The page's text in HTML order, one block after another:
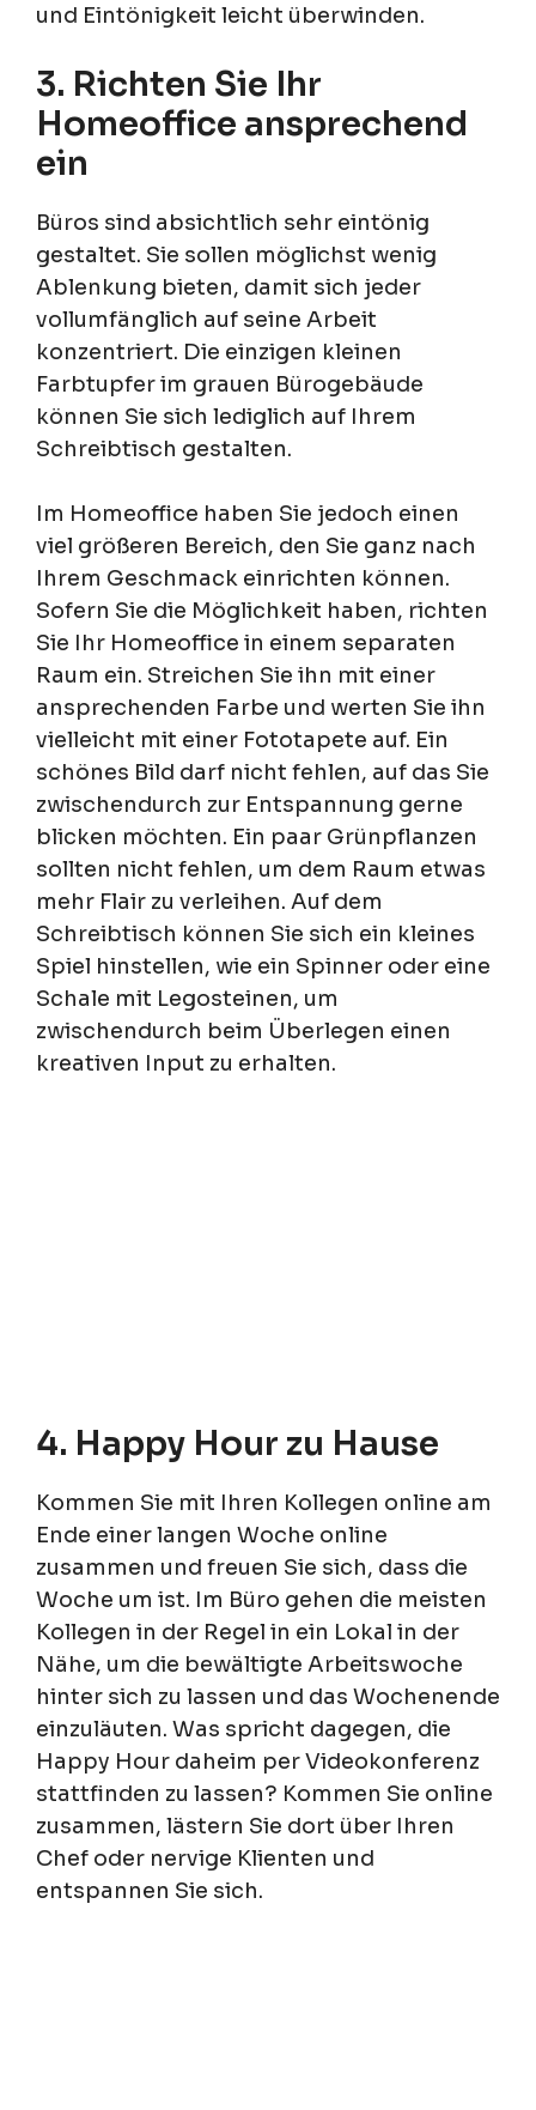
und Eintönigkeit leicht überwinden.
3. Richten Sie Ihr
Homeoffice ansprechend
ein
Büros sind absichtlich sehr eintönig
gestaltet. Sie sollen möglichst wenig
Ablenkung bieten, damit sich jeder
vollumfänglich auf seine Arbeit
konzentriert. Die einzigen kleinen
Farbtupfer im grauen Bürogebäude
können Sie sich lediglich auf Ihrem
Schreibtisch gestalten.
Im Homeoffice haben Sie jedoch einen
viel größeren Bereich, den Sie ganz nach
Ihrem Geschmack einrichten können.
Sofern Sie die Möglichkeit haben, richten
Sie Ihr Homeoffice in einem separaten
Raum ein. Streichen Sie ihn mit einer
ansprechenden Farbe und werten Sie ihn
vielleicht mit einer Fototapete auf. Ein
schönes Bild darf nicht fehlen, auf das Sie
zwischendurch zur Entspannung gerne
blicken möchten. Ein paar Grünpflanzen
sollten nicht fehlen, um dem Raum etwas
mehr Flair zu verleihen. Auf dem
Schreibtisch können Sie sich ein kleines
Spiel hinstellen, wie ein Spinner oder eine
Schale mit Legosteinen, um
zwischendurch beim Überlegen einen
kreativen Input zu erhalten.
4. Happy Hour zu Hause
Kommen Sie mit Ihren Kollegen online am
Ende einer langen Woche online
zusammen und freuen Sie sich, dass die
Woche um ist. Im Büro gehen die meisten
Kollegen in der Regel in ein Lokal in der
Nähe, um die bewältigte Arbeitswoche
hinter sich zu lassen und das Wochenende
einzuläuten. Was spricht dagegen, die
Happy Hour daheim per Videokonferenz
stattfinden zu lassen? Kommen Sie online
zusammen, lästern Sie dort über Ihren
Chef oder nervige Klienten und
entspannen Sie sich.